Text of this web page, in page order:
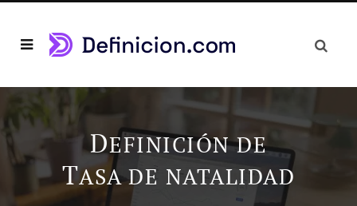
DEFINICIÓN DE
TASA DE NATALIDAD